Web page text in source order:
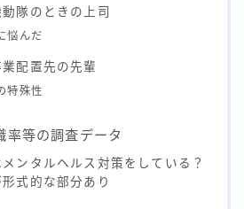
隊のときの上司
悩んだ
配置先の先輩
特殊性
率等の調査データ
ンタルヘルス対策をしている？
形式的な部分あり